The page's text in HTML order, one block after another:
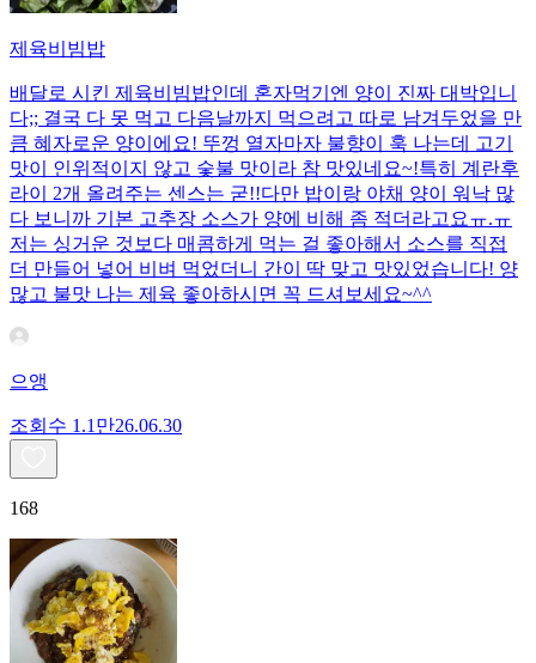
제육비빔밥
배달로 시킨 제육비빔밥인데 혼자먹기엔 양이 진짜 대박입니
다;; 결국 다 못 먹고 다음날까지 먹으려고 따로 남겨두었을 만
큼 혜자로운 양이에요! 뚜껑 열자마자 불향이 훅 나는데 고기
맛이 인위적이지 않고 숯불 맛이라 참 맛있네요~!특히 계란후
라이 2개 올려주는 센스는 굳!! ​다만 밥이랑 야채 양이 워낙 많
다 보니까 기본 고추장 소스가 양에 비해 좀 적더라고요ㅠ.ㅠ
저는 싱거운 것보다 매콤하게 먹는 걸 좋아해서 소스를 직접
더 만들어 넣어 비벼 먹었더니 간이 딱 맞고 맛있었습니다! 양
많고 불맛 나는 제육 좋아하시면 꼭 드셔보세요~^^
으앵
조회수 1.1만26.06.30
168